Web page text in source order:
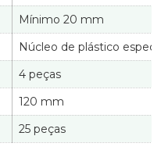
Mínimo 20 mm
Núcleo de plástico
4 peças
120 mm
25 peças